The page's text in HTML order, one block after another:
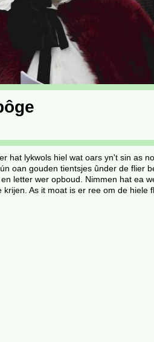
hat lykwols hiel wat oars yn't sin as
oan gouden tientsjes ûnder de flier
letter wer opboud. Nimmen hat ea
As it moat is er ree om de hiele